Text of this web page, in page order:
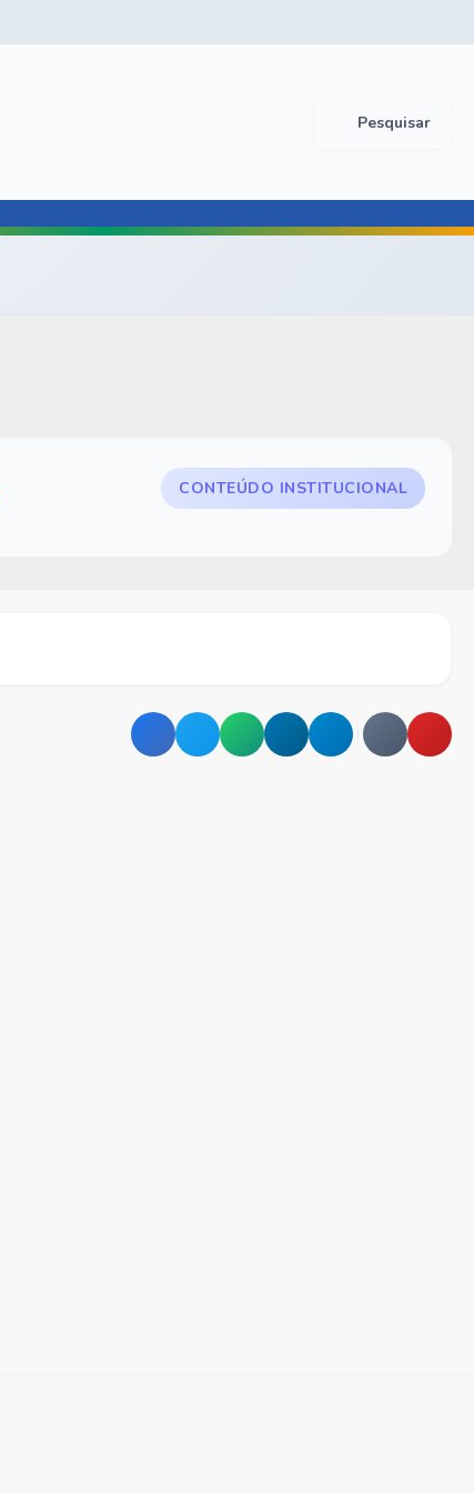
Pesquisar
CONTEÚDO INSTITUCIONAL